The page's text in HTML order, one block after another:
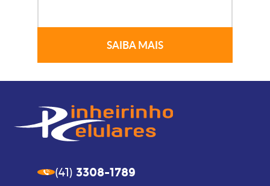
SAIBA MAIS
(41) 3308-1789